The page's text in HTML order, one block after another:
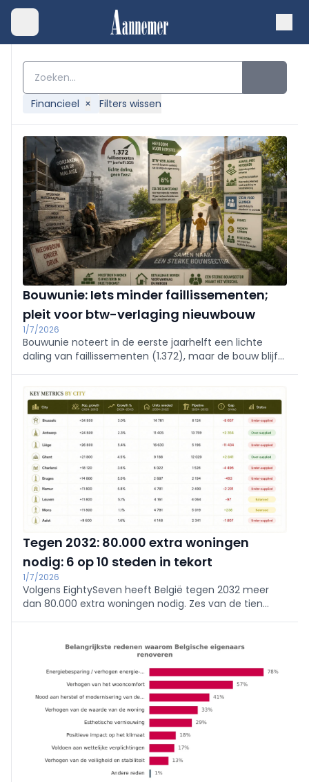
Financieel × Filters wissen
Bouwunie: Iets minder faillissementen;
pleit voor btw-verlaging nieuwbouw
1/7/2026
Bouwunie noteert in de eerste jaarhelft een lichte
daling van faillissementen (1.372), maar de bouw blijft
(minstens 15 jaar), plus actie rond gronden, leegstand
en rechtszekerheid.
Tegen 2032: 80.000 extra woningen
nodig: 6 op 10 steden in tekort
1/7/2026
Volgens EightySeven heeft België tegen 2032 meer
dan 80.000 extra woningen nodig. Zes van de tien
Antwerpen, Gent en Leuven lijken beter voorbereid;
innovaties kunnen versnellen.